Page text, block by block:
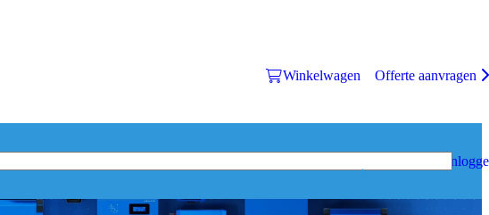
Winkelwagen Offerte aanvragen